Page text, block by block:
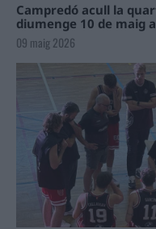
Campredó acull la
diumenge 10 de maig
09 maig 2026